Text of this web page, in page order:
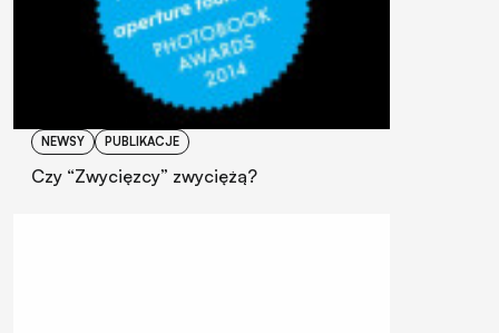
NEWSY PUBLIKACJE
Czy “Zwycięzcy” zwyciężą?